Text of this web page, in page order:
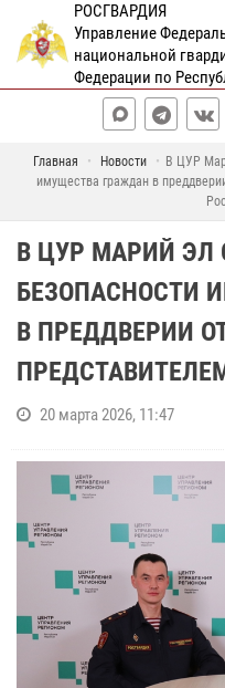
РОСГВАРДИЯ
Управление
национальной
Федерации по
Главная Новости
В ЦУР
имущества граждан в
В ЦУР МАРИЙ ЭЛ
БЕЗОПАСНОСТИ
В ПРЕДДВЕРИИ
20 марта 2026, 11:47